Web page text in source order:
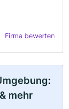
Firma bewerten
mehr